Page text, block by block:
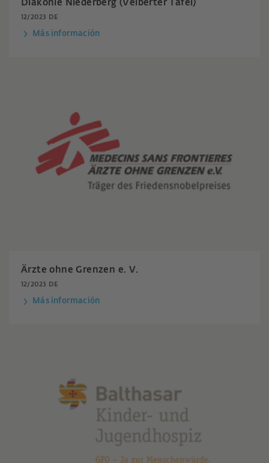
Diakonie Niederberg (Velberter Tafel)
12/2023 DE
Más información
Ärzte ohne Grenzen e. V.
12/2023 DE
Más información